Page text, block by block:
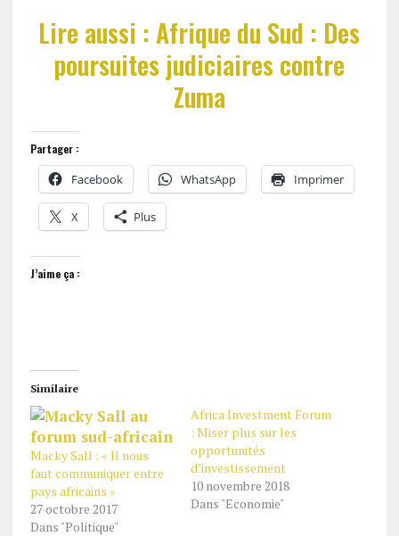
Lire aussi : Afrique du Sud : Des
poursuites judiciaires contre
Zuma
Partager :
Facebook WhatsApp Imprimer
X Plus
J’aime ça :
Similaire
Macky Sall : « Il nous
faut communiquer entre
pays africains »
27 octobre 2017
Dans "Politique"
Africa Investment Forum
: Miser plus sur les
opportunités
d’investissement
10 novembre 2018
Dans "Economie"